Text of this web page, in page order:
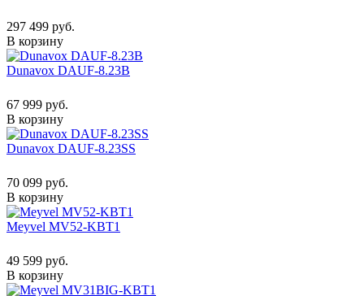
297 499 руб.
В корзину
Dunavox DAUF-8.23B
67 999 руб.
В корзину
Dunavox DAUF-8.23SS
70 099 руб.
В корзину
Meyvel MV52-KBT1
49 599 руб.
В корзину